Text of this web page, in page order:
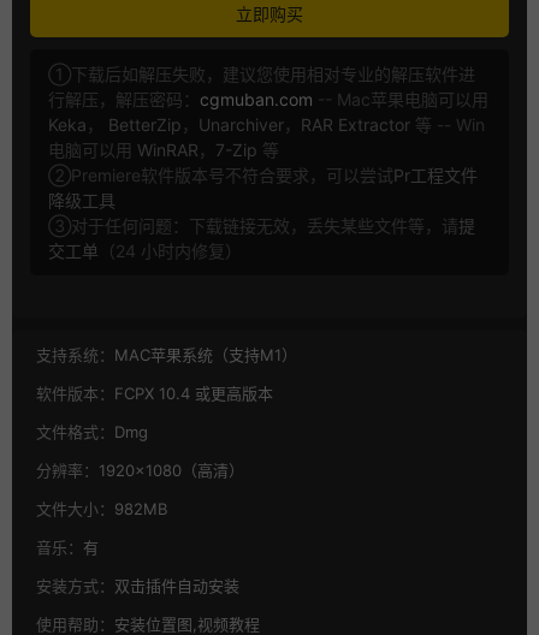
立即购买
①下载后如解压失败，建议您使用相对专业的解压软件进
行解压，解压密码： cgmuban.com -- Mac苹果电脑可以用
Keka ， BetterZip ， Unarchiver， RAR Extractor 等 -- Win
电脑可以用 WinRAR ， 7-Zip 等
②Premiere软件版本号不符合要求，可以尝试Pr工程文件
降级工具
③对于任何问题：下载链接无效，丢失某些文件等，请提
交工单 （24 小时内修复）
支持系统： MAC苹果系统（支持M1）
软件版本： FCPX 10.4 或更高版本
文件格式： Dmg
分辨率： 1920×1080（高清）
文件大小： 982MB
音乐： 有
安装方式： 双击插件自动安装
使用帮助： 安装位置图,视频教程